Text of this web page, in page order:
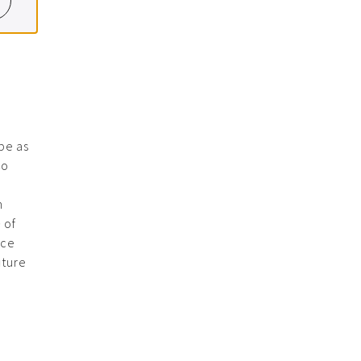
as
of